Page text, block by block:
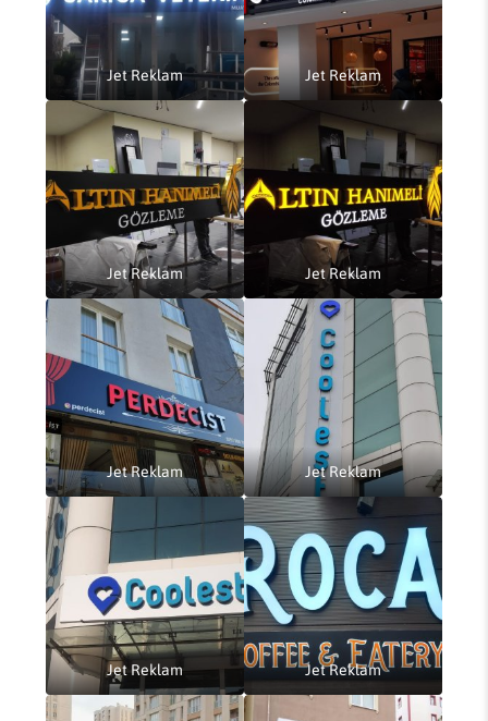
Jet Reklam Jet Reklam
Jet Reklam Jet Reklam
Jet Reklam Jet Reklam
Jet Reklam Jet Reklam